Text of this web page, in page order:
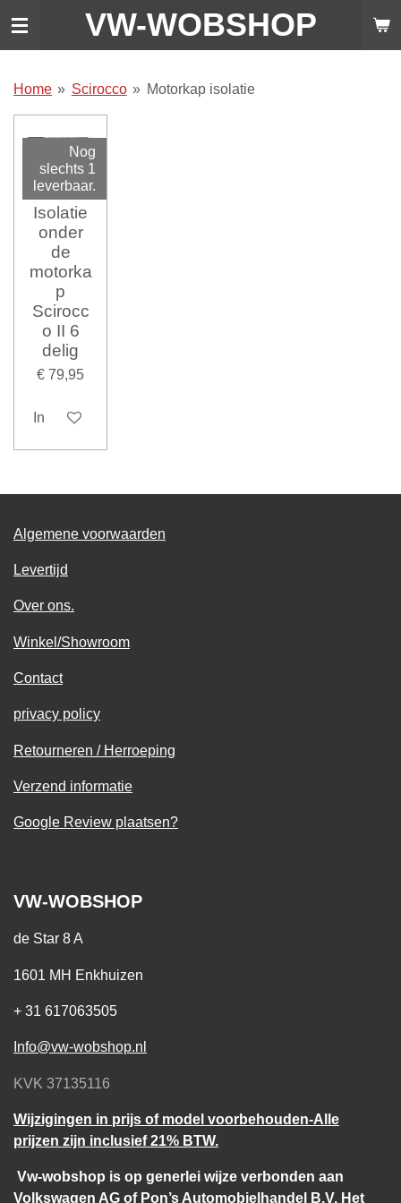
Ga
de
VW-WOBSHOP
Home » Scirocco » Motorkap isolatie
Nog
slechts 1
leverbaar.
Isolatie
onder
de
motorka
p
Scirocc
o II 6
delig
€ 79,95
In winkelwagen
Algemene voorwaarden
Levertijd
Over ons.
Winkel/Showroom
Contact
privacy policy
Retourneren / Herroeping
Verzend informatie
Google Review plaatsen?
VW-WOBSHOP
de Star 8 A
1601 MH Enkhuizen
+ 31 617063505
Info@vw-wobshop.nl
KVK 37135116
Wijzigingen in prijs of model voorbehouden-Alle
prijzen zijn inclusief 21% BTW.
Vw-wobshop is op generlei wijze verbonden aan
Volkswagen AG of Pon’s Automobielhandel B.V. Het